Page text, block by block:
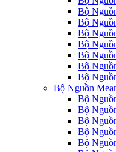
Bộ
Bộ
Bộ
Bộ
Bộ
Bộ
Bộ
Bộ Nguồn
Bộ
Bộ
Bộ
Bộ
Bộ